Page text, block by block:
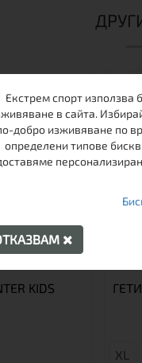
KIDS ГЕТИ
XL
Екстрем спорт използва
в сайта.
добро изживяване по
определени типове